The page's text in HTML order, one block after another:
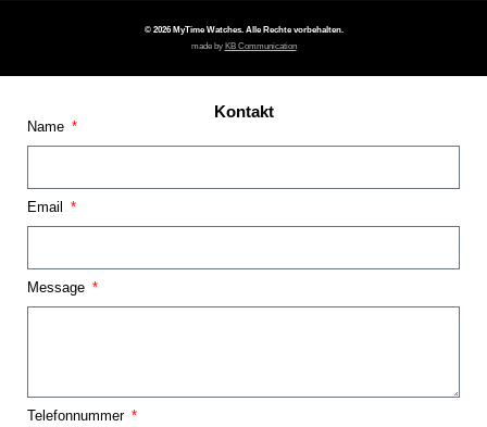
© 2026 MyTime Watches. Alle Rechte vorbehalten.
made by KB Communication
Kontakt
Name
Email
Message
Telefonnummer